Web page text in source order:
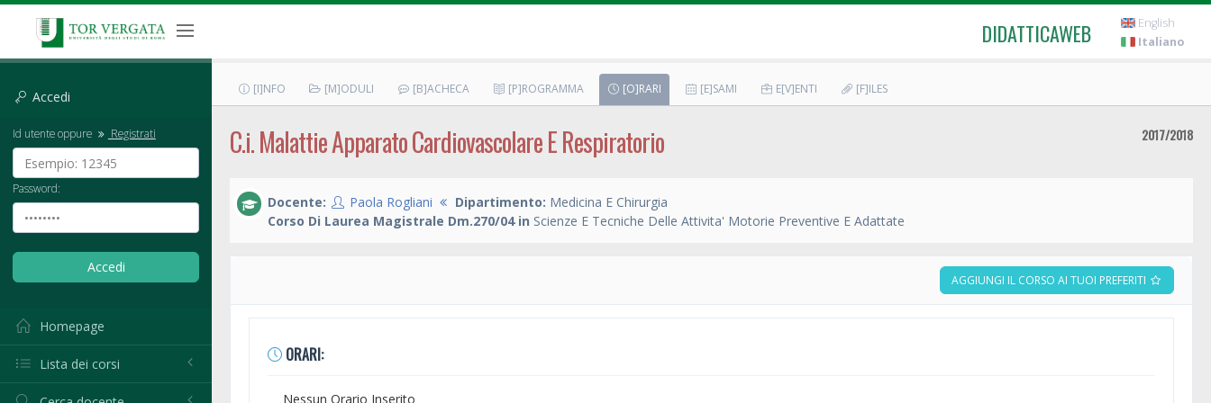
DIDATTICAWEB
English
Italiano
Accedi
Id utente oppure Registrati
Password:
Homepage
Lista dei corsi
[I]NFO [M]ODULI [B]ACHECA [P]ROGRAMMA [O]RARI [E]SAMI E[V]ENTI [F]ILES
C.i. Malattie Apparato Cardiovascolare E Respiratorio 2017/2018
Docente: Paola Rogliani Dipartimento: Medicina E Chirurgia
Corso Di Laurea Magistrale Dm.270/04 in Scienze E Tecniche Delle Attivita' Motorie Preventive E Adattate
AGGIUNGI IL CORSO AI TUOI PREFERITI
ORARI:
Nessun Orario Inserito